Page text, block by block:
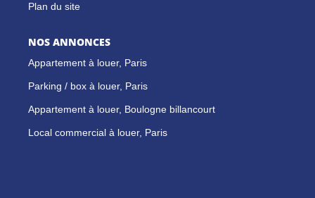
Plan du site
NOS ANNONCES
Appartement à louer, Paris
Parking / box à louer, Paris
Appartement à louer, Boulogne billancourt
Local commercial à louer, Paris